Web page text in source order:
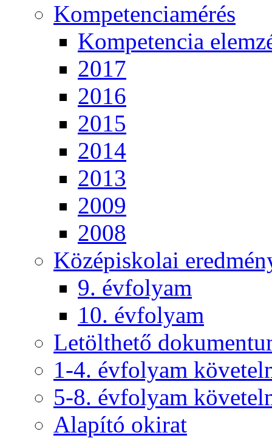
Kompetenciamérés
Kompetencia
2017
2016
2015
2014
2013
2009
2008
Középiskolai
9. évfolyam
10. évfolyam
Letölthető
1-4. évfolyam
5-8. évfolyam
Alapító okirat